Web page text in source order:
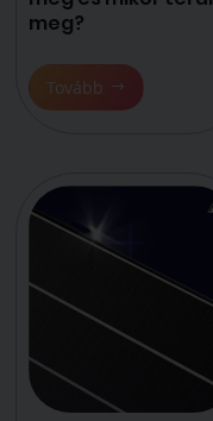
meg?
Tovább